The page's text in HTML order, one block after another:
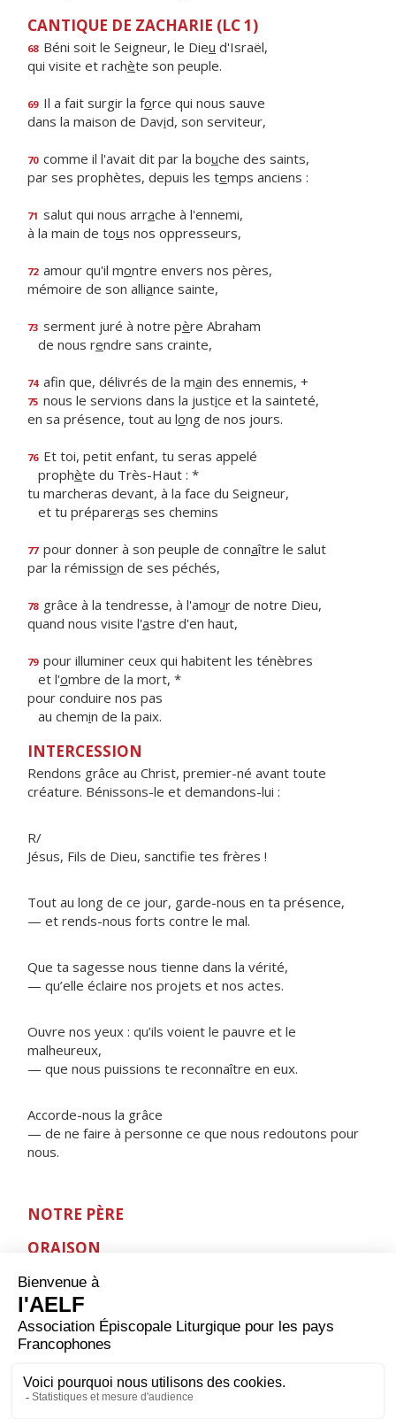
CANTIQUE DE ZACHARIE (LC 1)
68 Béni soit le Seigneur, le Dieu d'Israël,
qui visite et rachète son peuple.
69 Il a fait surgir la force qui nous sauve
dans la maison de David, son serviteur,
70 comme il l'avait dit par la bouche des saints,
par ses prophètes, depuis les temps anciens :
71 salut qui nous arrache à l'ennemi,
à la main de tous nos oppresseurs,
72 amour qu'il montre envers nos pères,
mémoire de son alliance sainte,
73 serment juré à notre père Abraham
de nous rendre sans crainte,
74 afin que, délivrés de la main des ennemis, +
75 nous le servions dans la justice et la sainteté,
en sa présence, tout au long de nos jours.
76 Et toi, petit enfant, tu seras appelé
prophète du Très-Haut : *
tu marcheras devant, à la face du Seigneur,
et tu prépareras ses chemins
77 pour donner à son peuple de connaître le salut
par la rémission de ses péchés,
78 grâce à la tendresse, à l'amour de notre Dieu,
quand nous visite l'astre d'en haut,
79 pour illuminer ceux qui habitent les ténèbres
et l'ombre de la mort, *
pour conduire nos pas
au chemin de la paix.
INTERCESSION
Rendons grâce au Christ, premier-né avant toute
créature. Bénissons-le et demandons-lui :
R/
Jésus, Fils de Dieu, sanctifie tes frères !
Tout au long de ce jour, garde-nous en ta présence,
— et rends-nous forts contre le mal.
Que ta sagesse nous tienne dans la vérité,
— qu’elle éclaire nos projets et nos actes.
Ouvre nos yeux : qu’ils voient le pauvre et le
malheureux,
— que nous puissions te reconnaître en eux.
Accorde-nous la grâce
— de ne faire à personne ce que nous redoutons pour
nous.
NOTRE PÈRE
ORAISON
nous en disciples de la lumière et en artisans de la
vérité ; puisque en naissant de toi nous sommes
devenus des fils de lumière, fais que nous sachions te
rendre témoignage devant les hommes. Par Jésus
avec toi et le Saint-Esprit, maintenant et pour les
siècles des siècles. Amen.